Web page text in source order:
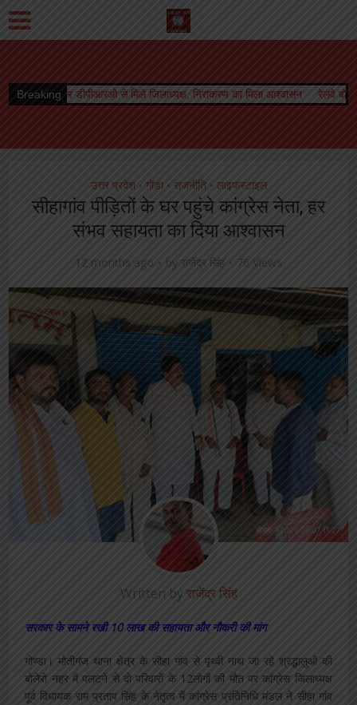
Breaking
मिले जिलाध्यक्ष, निराकरण का मिला आश्वासन रेलवे बोर्ड अध्यक्ष को मिला कार्यकाल
उत्तर प्रदेश • गोंडा • राजनीति • लाइफस्टाइल
सीहागांव पीड़ितों के घर पहुंचे कांग्रेस नेता, हर
संभव सहायता का दिया आश्वासन
12 months ago by राजेंद्र सिंह 76 Views
Written by राजेंद्र सिंह
सरकार के सामने रखी 10 लाख की सहायता और नौकरी की मांग
गोण्डा। मोतीगंज थाना क्षेत्र के सीहा गांव से पृथ्वी नाथ जा रहे श्रद्धालुओं की
बोलेरो नहर में पलटने से दो परिवारों के 12लोगों की मौत पर कांग्रेस जिलाध्यक्ष
पूर्व विधायक राम प्रताप सिंह के नेतृत्व में कांग्रेस प्रतिनिधि मंडल ने सीहा गांव